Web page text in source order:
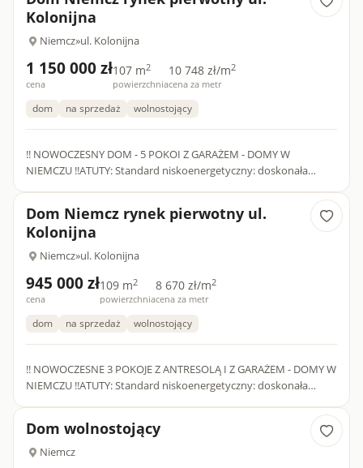
Kolonijna
Niemcz»ul. Kolonijna
1 150 000 zł
cena
107 m2
powierzchnia
10 748 zł/m2
cena za metr
dom na sprzedaż wolnostojący
!! NOWOCZESNY DOM - 5 POKOI Z GARAŻEM - DOMY W
NIEMCZU !!ATUTY: Standard niskoenergetyczny: doskonała
Dom Niemcz rynek pierwotny ul.
Kolonijna
Niemcz»ul. Kolonijna
945 000 zł
cena
109 m2
powierzchnia
8 670 zł/m2
cena za metr
dom na sprzedaż wolnostojący
!! NOWOCZESNE 3 POKOJE Z ANTRESOLĄ I Z GARAŻEM - DOMY W
NIEMCZU !!ATUTY: Standard niskoenergetyczny: doskonała
Dom wolnostojący
Niemcz